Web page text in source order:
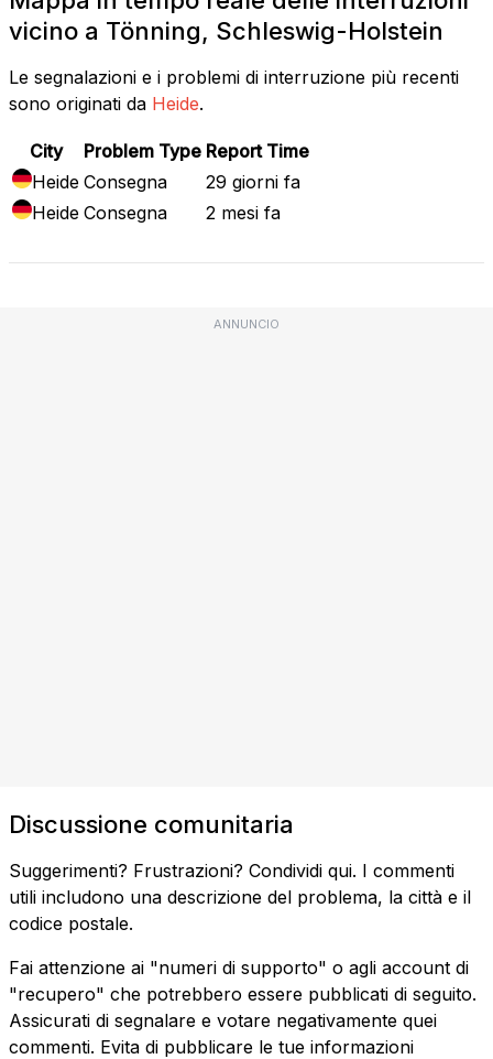
vicino a Tönning, Schleswig-Holstein
Le segnalazioni e i problemi di interruzione più recenti
sono originati da Heide.
City Problem Type Report Time
Heide Consegna
29 giorni fa
Heide Consegna 2 mesi fa
ANNUNCIO
Discussione comunitaria
Suggerimenti? Frustrazioni? Condividi qui. I commenti
utili includono una descrizione del problema, la città e il
codice postale.
Fai attenzione ai "numeri di supporto" o agli account di
"recupero" che potrebbero essere pubblicati di seguito.
Assicurati di segnalare e votare negativamente quei
commenti. Evita di pubblicare le tue informazioni